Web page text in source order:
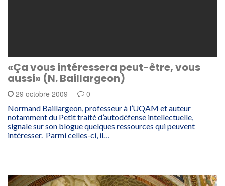
«Ça vous intéressera peut-être, vous
aussi» (N. Baillargeon)
29 octobre 2009 0
Normand Baillargeon, professeur à l’UQAM et auteur
notamment du Petit traité d’autodéfense intellectuelle,
signale sur son blogue quelques ressources qui peuvent
intéresser. Parmi celles-ci, il…